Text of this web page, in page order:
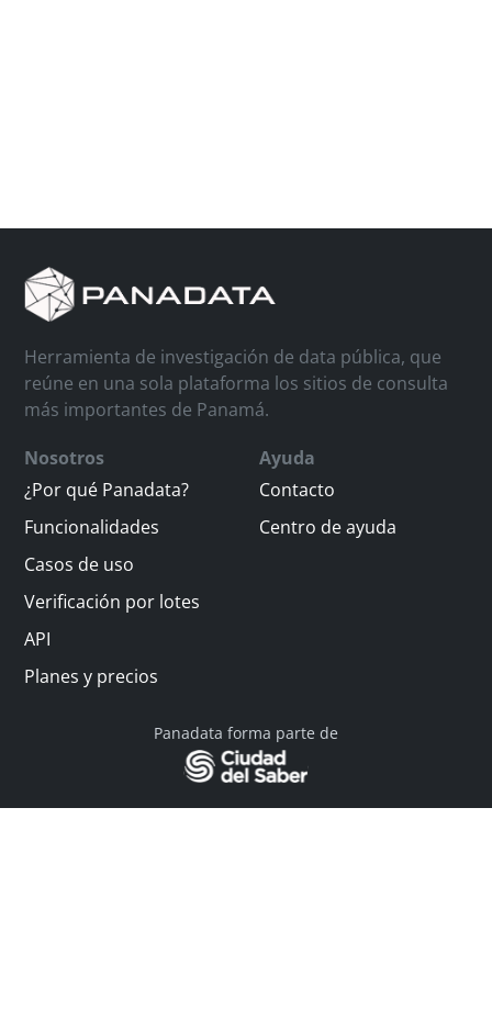
Herramienta de investigación de data pública, que
reúne en una sola plataforma los sitios de consulta
más importantes de Panamá.
Nosotros
¿Por qué Panadata?
Funcionalidades
Casos de uso
Verificación por lotes
API
Planes y precios
Ayuda
Contacto
Centro de ayuda
Panadata forma parte de